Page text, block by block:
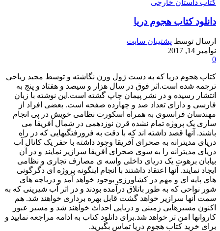
کتاب داستان خارجی
دانلود کتاب هجوم دریا
ارسال توسط پشتیبان سایت
نوامبر 14, 2017
0
کتاب هجوم دریا که به دست ژول ورن نگاشته و توسط مجید ریاحی
ترجمه شده است.اثر فوق در سال هزار و سیصد و هفتاد و پنج به
انتشار رسیده و در نشر پیمان چاپ گشته است.این نوشته با زبان
فارسی و دارای تعداد صد و چهارده صفحه است. بعضی افراد از
مهندسان فرانسوی به همراه اسکورت نظامی خویش در پی انجام
سازی یک پروژه تمام نشده قرن نوزدهمی در شمال آفریقا می
باشند. آنها قصد داشته اند که با دقت به فرورفتگیهایی که در راه
دریای مدیترانه به صحرای آفریقا وجود داشته با حفر یک کانال آب
دریای مدیترانه را به سوی صحرای آفریقا سرازیر نمایند و در آن
بیابان برهوت یک دریای داخلی واسه ی مصارف تجاری و نظامی
ایجاد نمایند. آنها اعتقاد داشتند با انجام اینگونه پروژه ای دگرگونی
های پایه ای و مهم در کشاورزی بوجود خواهد آمد و دریاچه های
شور نواحی که به طور باتلاق درآمده بودند و در اثر آب شیرینی که به
سمت آنها سرازیر خواهد گشت قابل بهره برداری خواهند شد. هم
اکنون مسیرهایی زمینی و دریایی احداث خواهند شد و مسیر عبور
کاروانها امن تر خواهد شد.برای دانلود کتاب به ادامه مراجعه نمایید و
برای خرید کتاب هجوم دریا تماس بگیرید.